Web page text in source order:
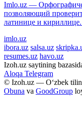
Imlo.uz —
позволяющий
латинице и
imlo.uz
ibora.uz salsa.uz
resumes.uz havo.uz
Izoh.uz saytining
Aloqa Telegram
© Izoh.uz — O‘zbek
Obuna va GoodGroup